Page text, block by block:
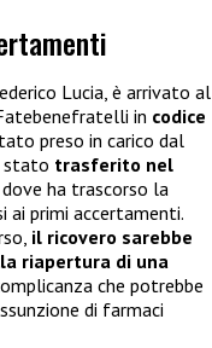
Lucia, è arrivato al
in codice
preso in carico dal
stato trasferito nel
dove ha trascorso la
primi accertamenti.
il ricovero sarebbe
riapertura di una
che potrebbe
di farmaci